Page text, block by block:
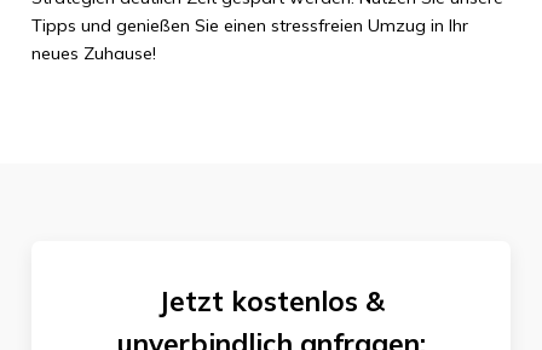
Tipps und genießen Sie einen stressfreien Umzug in Ihr
neues Zuhause!
Jetzt kostenlos &